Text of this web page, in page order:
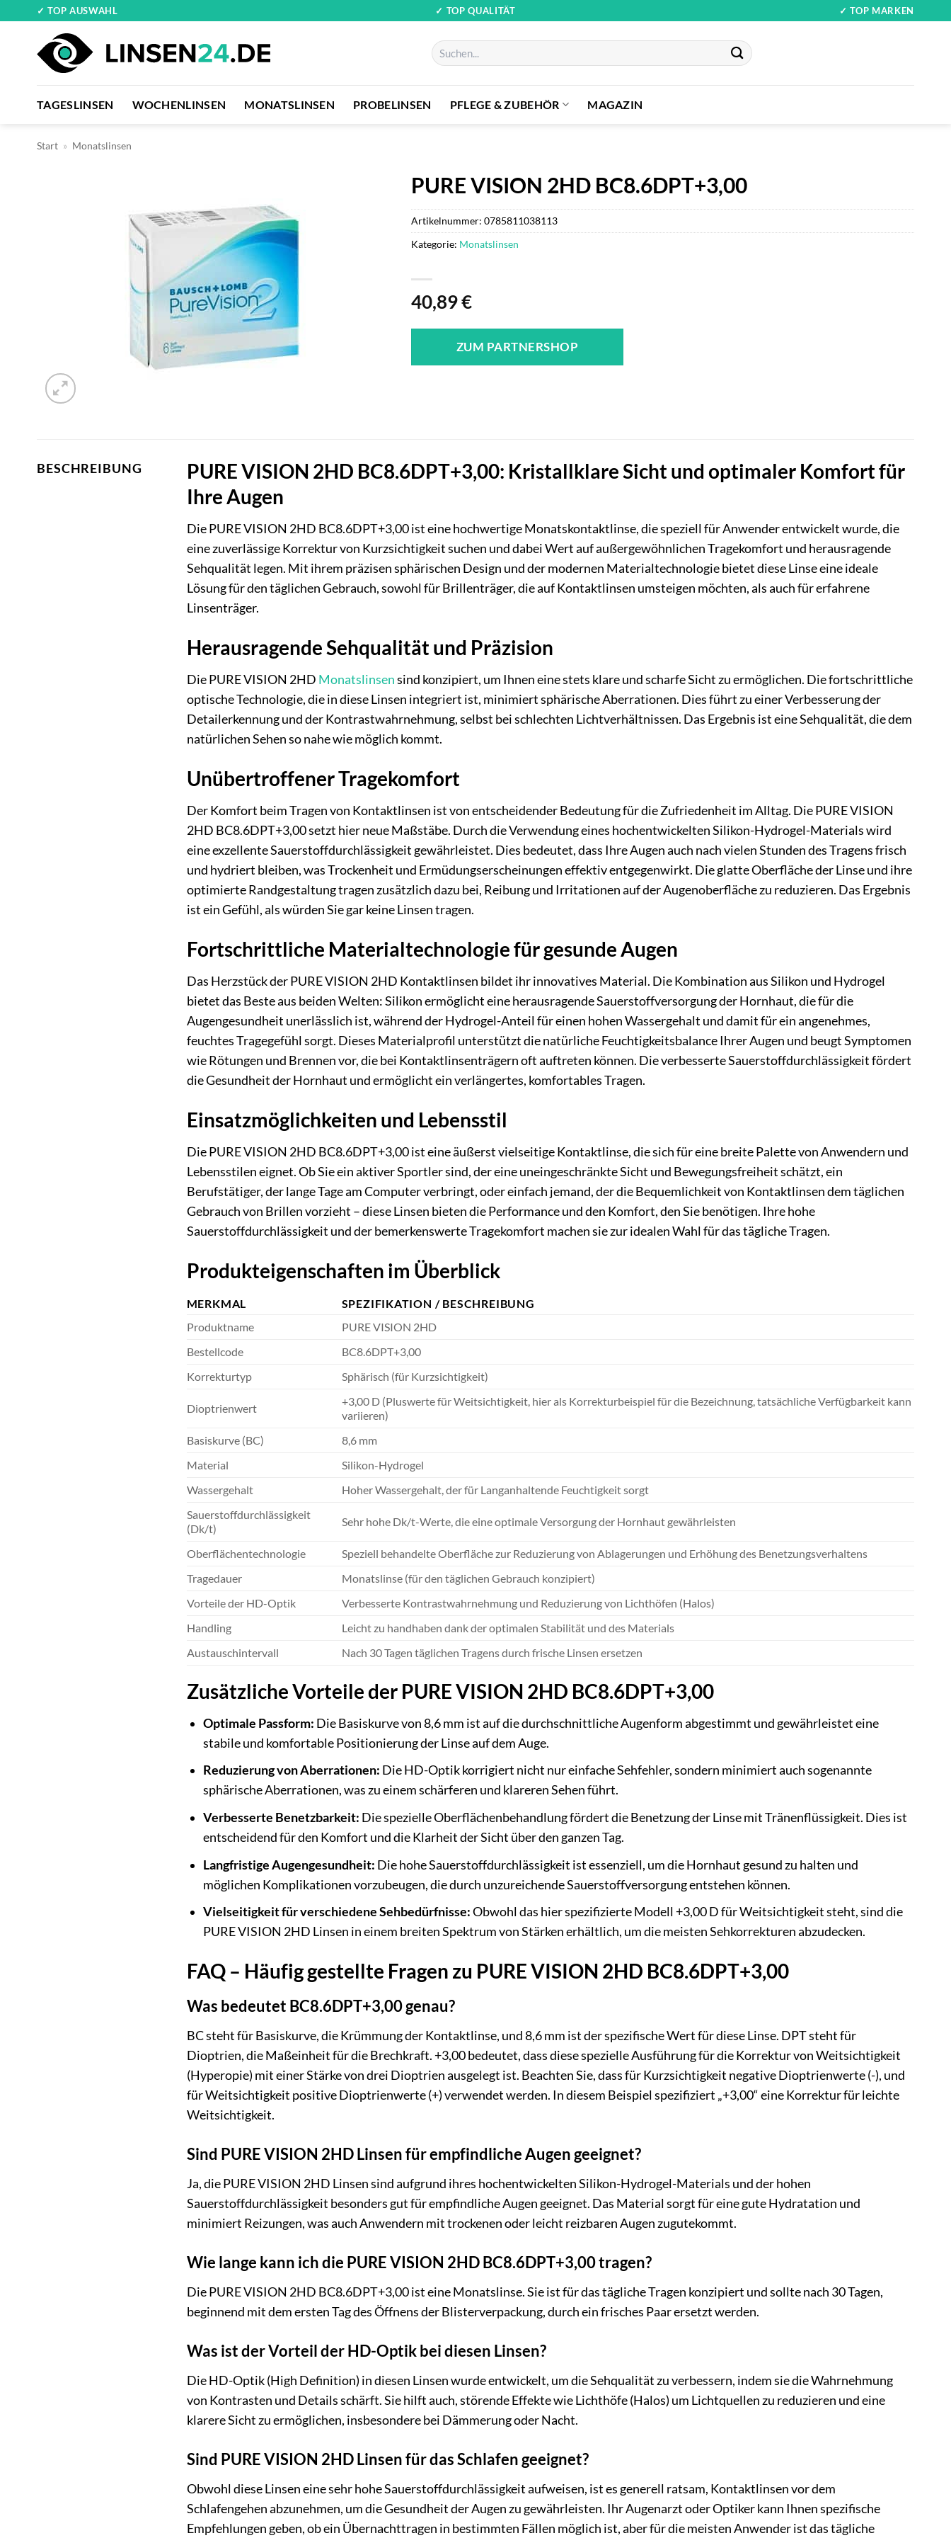
springen
✓ TOP AUSWAHL ✓ TOP QUALITÄT ✓ TOP MARKEN
Suchen
nach:
TAGESLINSEN WOCHENLINSEN MONATSLINSEN PROBELINSEN PFLEGE & ZUBEHÖR MAGAZIN
Start » Monatslinsen
PURE VISION 2HD BC8.6DPT+3,00
40,89€
ZUM PARTNERSHOP
Artikelnummer:0785811038113
Kategorie: Monatslinsen
BESCHREIBUNG
PURE VISION 2HD BC8.6DPT+3,00: Kristallklare Sicht und optimaler Komfort für
Ihre Augen
Die PURE VISION 2HD BC8.6DPT+3,00 ist eine hochwertige Monatskontaktlinse, die speziell für Anwender entwickelt wurde, die
eine zuverlässige Korrektur von Kurzsichtigkeit suchen und dabei Wert auf außergewöhnlichen Tragekomfort und herausragende
Sehqualität legen. Mit ihrem präzisen sphärischen Design und der modernen Materialtechnologie bietet diese Linse eine ideale
Lösung für den täglichen Gebrauch, sowohl für Brillenträger, die auf Kontaktlinsen umsteigen möchten, als auch für erfahrene
Linsenträger.
Herausragende Sehqualität und Präzision
Die PURE VISION 2HD Monatslinsensind konzipiert, um Ihnen eine stets klare und scharfe Sicht zu ermöglichen. Die fortschrittliche
optische Technologie, die in diese Linsen integriert ist, minimiert sphärische Aberrationen. Dies führt zu einer Verbesserung der
Detailerkennung und der Kontrastwahrnehmung, selbst bei schlechten Lichtverhältnissen. Das Ergebnis ist eine Sehqualität, die dem
natürlichen Sehen so nahe wie möglich kommt.
Unübertroffener Tragekomfort
Der Komfort beim Tragen von Kontaktlinsen ist von entscheidender Bedeutung für die Zufriedenheit im Alltag. Die PURE VISION
2HD BC8.6DPT+3,00 setzt hier neue Maßstäbe. Durch die Verwendung eines hochentwickelten Silikon-Hydrogel-Materials wird
eine exzellente Sauerstoffdurchlässigkeit gewährleistet. Dies bedeutet, dass Ihre Augen auch nach vielen Stunden des Tragens frisch
und hydriert bleiben, was Trockenheit und Ermüdungserscheinungen effektiv entgegenwirkt. Die glatte Oberfläche der Linse und ihre
optimierte Randgestaltung tragen zusätzlich dazu bei, Reibung und Irritationen auf der Augenoberfläche zu reduzieren. Das Ergebnis
ist ein Gefühl, als würden Sie gar keine Linsen tragen.
Fortschrittliche Materialtechnologie für gesunde Augen
Das Herzstück der PURE VISION 2HD Kontaktlinsen bildet ihr innovatives Material. Die Kombination aus Silikon und Hydrogel
bietet das Beste aus beiden Welten: Silikon ermöglicht eine herausragende Sauerstoffversorgung der Hornhaut, die für die
Augengesundheit unerlässlich ist, während der Hydrogel-Anteil für einen hohen Wassergehalt und damit für ein angenehmes,
feuchtes Tragegefühl sorgt. Dieses Materialprofil unterstützt die natürliche Feuchtigkeitsbalance Ihrer Augen und beugt Symptomen
wie Rötungen und Brennen vor, die bei Kontaktlinsenträgern oft auftreten können. Die verbesserte Sauerstoffdurchlässigkeit fördert
die Gesundheit der Hornhaut und ermöglicht ein verlängertes, komfortables Tragen.
Einsatzmöglichkeiten und Lebensstil
Die PURE VISION 2HD BC8.6DPT+3,00 ist eine äußerst vielseitige Kontaktlinse, die sich für eine breite Palette von Anwendern und
Lebensstilen eignet. Ob Sie ein aktiver Sportler sind, der eine uneingeschränkte Sicht und Bewegungsfreiheit schätzt, ein
Berufstätiger, der lange Tage am Computer verbringt, oder einfach jemand, der die Bequemlichkeit von Kontaktlinsen dem täglichen
Gebrauch von Brillen vorzieht – diese Linsen bieten die Performance und den Komfort, den Sie benötigen. Ihre hohe
Sauerstoffdurchlässigkeit und der bemerkenswerte Tragekomfort machen sie zur idealen Wahl für das tägliche Tragen.
Produkteigenschaften im Überblick
MERKMAL
SPEZIFIKATION / BESCHREIBUNG
Produktname
PURE VISION 2HD
Bestellcode
BC8.6DPT+3,00
Korrekturtyp
Sphärisch (für Kurzsichtigkeit)
Dioptrienwert
+3,00 D (Pluswerte für Weitsichtigkeit, hier als Korrekturbeispiel für die Bezeichnung, tatsächliche Verfügbarkeit kann
variieren)
Basiskurve (BC)
8,6 mm
Material
Silikon-Hydrogel
Wassergehalt
Hoher Wassergehalt, der für Langanhaltende Feuchtigkeit sorgt
Sauerstoffdurchlässigkeit
(Dk/t)
Sehr hohe Dk/t-Werte, die eine optimale Versorgung der Hornhaut gewährleisten
Oberflächentechnologie
Speziell behandelte Oberfläche zur Reduzierung von Ablagerungen und Erhöhung des Benetzungsverhaltens
Tragedauer
Monatslinse (für den täglichen Gebrauch konzipiert)
Vorteile der HD-Optik
Verbesserte Kontrastwahrnehmung und Reduzierung von Lichthöfen (Halos)
Handling
Leicht zu handhaben dank der optimalen Stabilität und des Materials
Austauschintervall
Nach 30 Tagen täglichen Tragens durch frische Linsen ersetzen
Zusätzliche Vorteile der PURE VISION 2HD BC8.6DPT+3,00
Optimale Passform: Die Basiskurve von 8,6 mm ist auf die durchschnittliche Augenform abgestimmt und gewährleistet eine
stabile und komfortable Positionierung der Linse auf dem Auge.
Reduzierung von Aberrationen: Die HD-Optik korrigiert nicht nur einfache Sehfehler, sondern minimiert auch sogenannte
sphärische Aberrationen, was zu einem schärferen und klareren Sehen führt.
Verbesserte Benetzbarkeit: Die spezielle Oberflächenbehandlung fördert die Benetzung der Linse mit Tränenflüssigkeit. Dies ist
entscheidend für den Komfort und die Klarheit der Sicht über den ganzen Tag.
Langfristige Augengesundheit: Die hohe Sauerstoffdurchlässigkeit ist essenziell, um die Hornhaut gesund zu halten und
möglichen Komplikationen vorzubeugen, die durch unzureichende Sauerstoffversorgung entstehen können.
Vielseitigkeit für verschiedene Sehbedürfnisse:Obwohl das hier spezifizierte Modell +3,00 D für Weitsichtigkeit steht, sind die
PURE VISION 2HD Linsen in einem breiten Spektrum von Stärken erhältlich, um die meisten Sehkorrekturen abzudecken.
FAQ – Häufig gestellte Fragen zu PURE VISION 2HD BC8.6DPT+3,00
Was bedeutet BC8.6DPT+3,00 genau?
BC steht für Basiskurve, die Krümmung der Kontaktlinse, und 8,6 mm ist der spezifische Wert für diese Linse. DPT steht für
Dioptrien, die Maßeinheit für die Brechkraft. +3,00 bedeutet, dass diese spezielle Ausführung für die Korrektur von Weitsichtigkeit
(Hyperopie) mit einer Stärke von drei Dioptrien ausgelegt ist. Beachten Sie, dass für Kurzsichtigkeit negative Dioptrienwerte (-), und
für Weitsichtigkeit positive Dioptrienwerte (+) verwendet werden. In diesem Beispiel spezifiziert „+3,00“ eine Korrektur für leichte
Weitsichtigkeit.
Sind PURE VISION 2HD Linsen für empfindliche Augen geeignet?
Ja, die PURE VISION 2HD Linsen sind aufgrund ihres hochentwickelten Silikon-Hydrogel-Materials und der hohen
Sauerstoffdurchlässigkeit besonders gut für empfindliche Augen geeignet. Das Material sorgt für eine gute Hydratation und
minimiert Reizungen, was auch Anwendern mit trockenen oder leicht reizbaren Augen zugutekommt.
Wie lange kann ich die PURE VISION 2HD BC8.6DPT+3,00 tragen?
Die PURE VISION 2HD BC8.6DPT+3,00 ist eine Monatslinse. Sie ist für das tägliche Tragen konzipiert und sollte nach 30 Tagen,
beginnend mit dem ersten Tag des Öffnens der Blisterverpackung, durch ein frisches Paar ersetzt werden.
Was ist der Vorteil der HD-Optik bei diesen Linsen?
Die HD-Optik (High Definition) in diesen Linsen wurde entwickelt, um die Sehqualität zu verbessern, indem sie die Wahrnehmung
von Kontrasten und Details schärft. Sie hilft auch, störende Effekte wie Lichthöfe (Halos) um Lichtquellen zu reduzieren und eine
klarere Sicht zu ermöglichen, insbesondere bei Dämmerung oder Nacht.
Sind PURE VISION 2HD Linsen für das Schlafen geeignet?
Obwohl diese Linsen eine sehr hohe Sauerstoffdurchlässigkeit aufweisen, ist es generell ratsam, Kontaktlinsen vor dem
Schlafengehen abzunehmen, um die Gesundheit der Augen zu gewährleisten. Ihr Augenarzt oder Optiker kann Ihnen spezifische
Empfehlungen geben, ob ein Übernachttragen in bestimmten Fällen möglich ist, aber für die meisten Anwender ist das tägliche